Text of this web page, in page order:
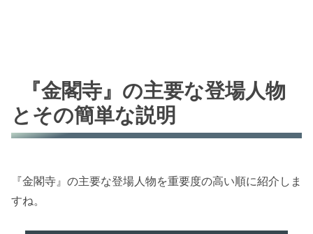
『金閣寺』の主要な登場人物
とその簡単な説明
『金閣寺』の主要な登場人物を重要度の高い順に紹介しま
すね。